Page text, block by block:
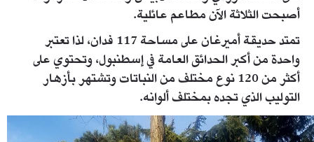
أصبحت الثلاثة الآن مطاعم عائلية.
تمتد حديقة أميرغان على مساحة 117 فدان، لذا تعتبر
واحدة من أكبر الحدائق العامة في إسطنبول، وتحتوي على
أكثر من 120 نوع مختلف من النباتات وتشتهر بأزهار
التوليب الذي تجده بمختلف ألوانه.
5.jpg